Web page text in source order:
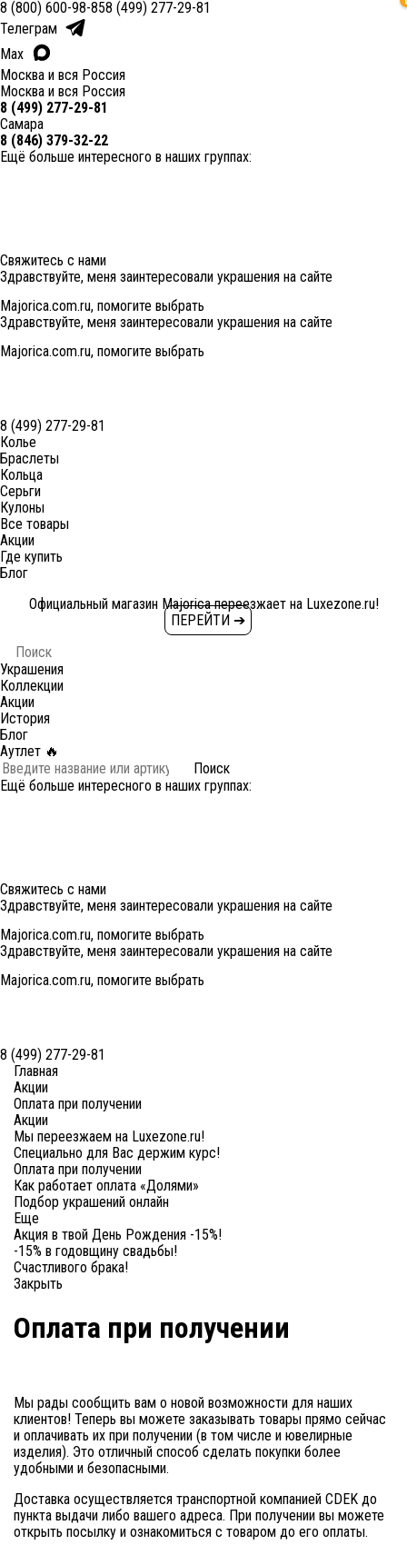
8 (800) 600-98-858 (499) 277-29-81
Телеграм
Max
Москва и вся Россия
Москва и вся Россия
8 (499) 277-29-81
Самара
8 (846) 379-32-22
Ещё больше интересного в наших группах:
Свяжитесь с нами
Здравствуйте, меня заинтересовали украшения на сайте
Majorica.com.ru, помогите выбрать
Здравствуйте, меня заинтересовали украшения на сайте
Majorica.com.ru, помогите выбрать
8 (499) 277-29-81
Колье
Браслеты
Кольца
Серьги
Кулоны
Все товары
Акции
Где купить
Блог
Официальный магазин Majorica переезжает на Luxezone.ru!
ПЕРЕЙТИ ➔
Украшения
Коллекции
Акции
История
Блог
Аутлет 🔥
Поиск
Ещё больше интересного в наших группах:
Свяжитесь с нами
Здравствуйте, меня заинтересовали украшения на сайте
Majorica.com.ru, помогите выбрать
Здравствуйте, меня заинтересовали украшения на сайте
Majorica.com.ru, помогите выбрать
8 (499) 277-29-81
Главная
Акции
Оплата при получении
Акции
Мы переезжаем на Luxezone.ru!
Специально для Вас держим курс!
Оплата при получении
Как работает оплата «Долями»
Подбор украшений онлайн
Еще
Акция в твой День Рождения -15%!
-15% в годовщину свадьбы!
Счастливого брака!
Закрыть
Оплата при получении
Мы рады сообщить вам о новой возможности для наших
клиентов! Теперь вы можете заказывать товары прямо сейчас
и оплачивать их при получении (в том числе и ювелирные
изделия). Это отличный способ сделать покупки более
удобными и безопасными.
Доставка осуществляется транспортной компанией CDEK до
пункта выдачи либо вашего адреса. При получении вы можете
открыть посылку и ознакомиться с товаром до его оплаты.